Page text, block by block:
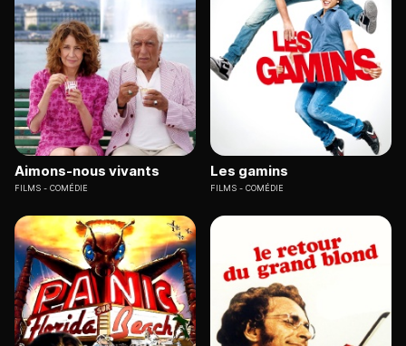
Aimons-nous vivants
FILMS COMÉDIE
Les gamins
FILMS COMÉDIE